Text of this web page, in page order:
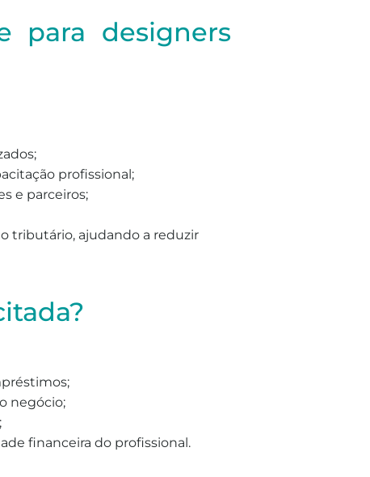
para designers
profissional;
e parceiros;
tributário, ajudando a reduzir
negócio;
financeira do profissional.